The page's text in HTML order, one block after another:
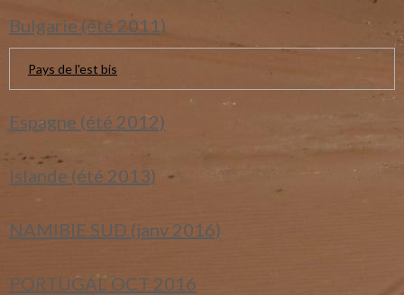
Bulgarie (été 2011)
Pays de l'est bis
Espagne (été 2012)
Islande (été 2013)
NAMIBIE SUD (janv 2016)
PORTUGAL OCT 2016